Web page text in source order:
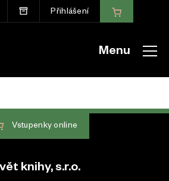
Přihlášení
Menu
Vstupenky online
knihy, s.r.o.